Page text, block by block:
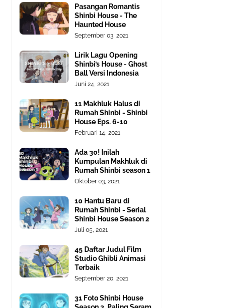
Pasangan Romantis
Shinbi House - The
Haunted House
September 03, 2021
Lirik Lagu Opening
Shinbi’s House - Ghost
Ball Versi Indonesia
Juni 24, 2021
11 Makhluk Halus di
Rumah Shinbi - Shinbi
House Eps. 6-10
Februari 14, 2021
Ada 30! Inilah
Kumpulan Makhluk di
Rumah Shinbi season 1
Oktober 03, 2021
10 Hantu Baru di
Rumah Shinbi - Serial
Shinbi House Season 2
Juli 05, 2021
45 Daftar Judul Film
Studio Ghibli Animasi
Terbaik
September 20, 2021
31 Foto Shinbi House